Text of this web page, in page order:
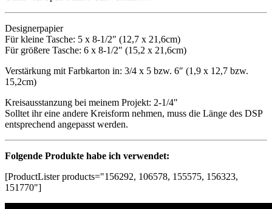
Designerpapier
Für kleine Tasche: 5 x 8-1/2″ (12,7 x 21,6cm)
Für größere Tasche: 6 x 8-1/2″ (15,2 x 21,6cm)
Verstärkung mit Farbkarton in: 3/4 x 5 bzw. 6″ (1,9 x 12,7 bzw.
15,2cm)
Kreisausstanzung bei meinem Projekt: 2-1/4″
Solltet ihr eine andere Kreisform nehmen, muss die Länge des DSP
entsprechend angepasst werden.
Folgende Produkte habe ich verwendet:
[ProductLister products="156292, 106578, 155575, 156323,
151770"]